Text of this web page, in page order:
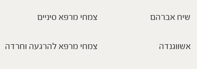
שיח אברהם
אשווגנדה
צמחי מרפא סיניים
צמחי מרפא להרגעה וחרדה